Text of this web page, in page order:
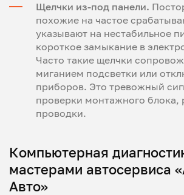
Щелчки из-под панели.
похожие на частое
указывают на нестабильное
короткое замыкание в
Часто такие щелчки
миганием подсветки или
приборов. Это тревожный
проверки монтажного блока,
проводки.
Компьютерная
мастерами автосервиса
Авто»